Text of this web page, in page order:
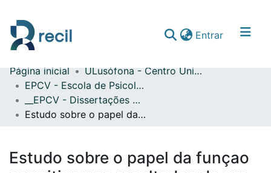
Entrar(current)
Comunidades & Coleções
Percorrer repositório
Página inicial
ULusófona - Centro Universitário de Lisboa
EPCV - Escola de Psicologia e Ciências da Vida
__EPCV - Dissertações de Mestrado
Estudo sobre o papel da funçao cognitiva nos resultados de um treino de relaxamento progressivo de jacobson em pacientes com esquizofrenia com sintomas de ansiedade
Estudo sobre o papel da funçao